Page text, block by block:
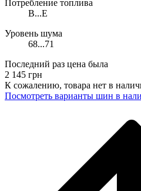
Потребление топлива
B...E
Уровень шума
68...71
Последний раз цена была
2 145 грн
К сожалению, товара нет в
Поcмотреть варианты шин в